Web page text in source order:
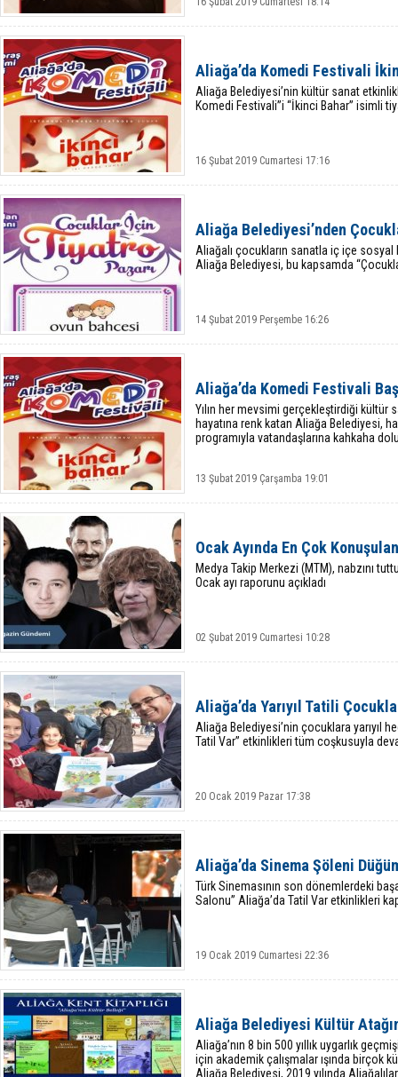
Aliağa’da Komedi Festivali
Aliağa Belediyesi’nin kültür sanat
Komedi Festivali”i “İkinci Bahar” isimli
16 Şubat 2019 Cumartesi 17:16
Aliağa Belediyesi’nden
Aliağalı çocukların sanatla iç içe
Aliağa Belediyesi, bu kapsamda
14 Şubat 2019 Perşembe 16:26
Aliağa’da Komedi Festivali
Yılın her mevsimi gerçekleştirdiği
hayatına renk katan Aliağa Belediyesi,
programıyla vatandaşlarına kahkaha
13 Şubat 2019 Çarşamba 19:01
Ocak Ayında En Çok
Medya Takip Merkezi (MTM), nabzını
Ocak ayı raporunu açıkladı
02 Şubat 2019 Cumartesi 10:28
Aliağa’da Yarıyıl Tatili
Aliağa Belediyesi’nin çocuklara yarıyıl
Tatil Var” etkinlikleri tüm coşkusuyla
20 Ocak 2019 Pazar 17:38
Aliağa’da Sinema Şöleni
Türk Sinemasının son dönemlerdeki
Salonu” Aliağa’da Tatil Var etkinlikleri
19 Ocak 2019 Cumartesi 22:36
Aliağa Belediyesi Kültür
Aliağa’nın 8 bin 500 yıllık uygarlık
için akademik çalışmalar ışında birçok
Aliağa Belediyesi, 2019 yılında